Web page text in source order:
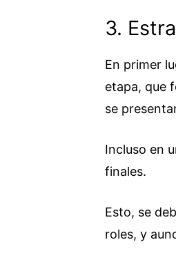
3.
En primer
etapa, que
se
Incluso en
finales.
Esto, se
roles, y